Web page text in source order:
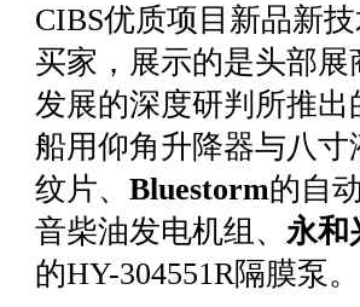
CIBS优质项目新品新
买家，展示的是头部
发展的深度研判所推
船用仰角升降器与八
纹片、Bluestorm的自
音柴油发电机组、 永和
的HY-304551R隔膜泵。